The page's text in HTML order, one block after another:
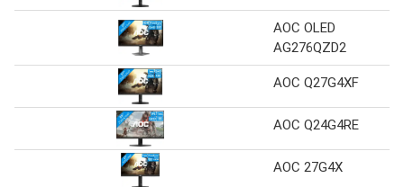
AOC OLED
AG276QZD2
AOC Q27G4XF
AOC Q24G4RE
AOC 27G4X